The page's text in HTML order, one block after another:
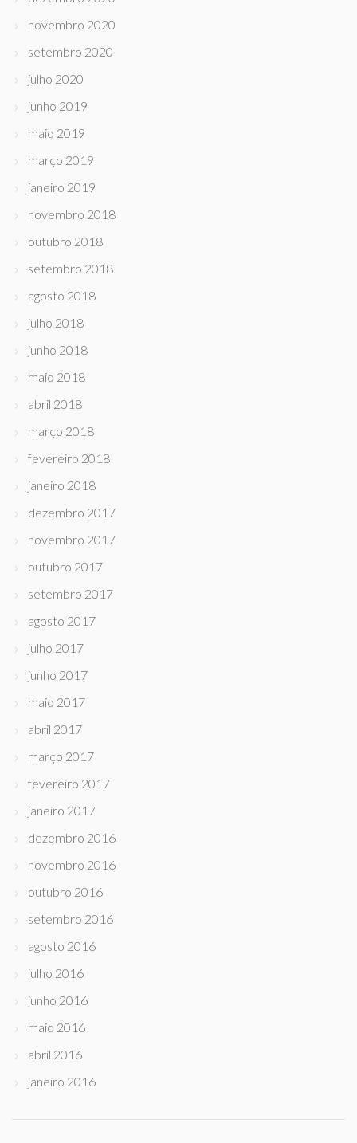
novembro 2020
setembro 2020
julho 2020
junho 2019
maio 2019
março 2019
janeiro 2019
novembro 2018
outubro 2018
setembro 2018
agosto 2018
julho 2018
junho 2018
maio 2018
abril 2018
março 2018
fevereiro 2018
janeiro 2018
dezembro 2017
novembro 2017
outubro 2017
setembro 2017
agosto 2017
julho 2017
junho 2017
maio 2017
abril 2017
março 2017
fevereiro 2017
janeiro 2017
dezembro 2016
novembro 2016
outubro 2016
setembro 2016
agosto 2016
julho 2016
junho 2016
maio 2016
abril 2016
janeiro 2016